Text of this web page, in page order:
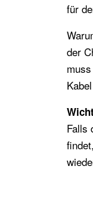
für
der
Falls